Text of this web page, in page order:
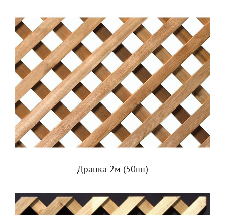
Дранка 2м (50шт)